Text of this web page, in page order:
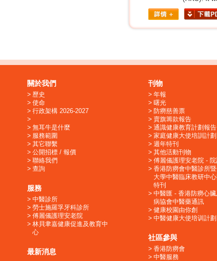
關於我們
歷史
使命
行政架構 2026-2027
無耳牛是什麼
服務範圍
其它聯繫
公開招標 / 報價
聯絡我們
查詢
服務
中醫診所
勞士施羅孚牙科診所
傅麗儀護理安老院
林貝聿嘉健康促進及教育中
心
最新消息
刊物
年報
曙光
防癆慈善票
賣旗籌款報告
通識健康教育計劃報告
家庭健康大使培訓計劃
週年特刊
其他活動刊物
傅麗儀護理安老院 -
香港防癆會中醫診所
大學中醫臨床教研中
特刊
中醫匯 - 香港防癆心
病協會中醫藥通訊
健康校園由你創
中醫健康大使培训計劃
社區參與
香港防癆會
中醫服務